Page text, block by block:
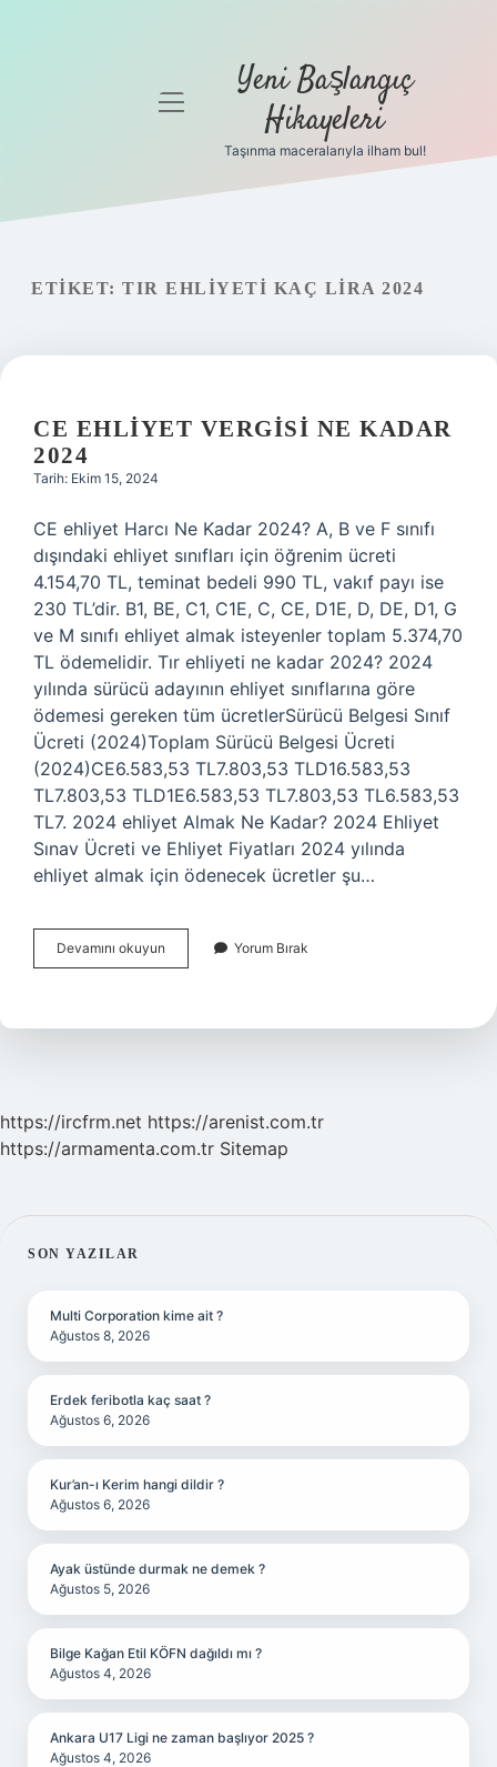
Gizlilik
Yasal Uyarı
Hakkımızda
menüyü
Yeni Başlangıç
Hikayeleri
Taşınma maceralarıyla ilham bul!
ETIKET: TIR EHLIYETI KAÇ LIRA 2024
CE EHLIYET VERGISI NE KADAR
2024
Tarih: Ekim 15, 2024
CE ehliyet Harcı Ne Kadar 2024? A, B ve F sınıfı
dışındaki ehliyet sınıfları için öğrenim ücreti
4.154,70 TL, teminat bedeli 990 TL, vakıf payı ise
230 TL’dir. B1, BE, C1, C1E, C, CE, D1E, D, DE, D1, G
ve M sınıfı ehliyet almak isteyenler toplam 5.374,70
TL ödemelidir. Tır ehliyeti ne kadar 2024? 2024
yılında sürücü adayının ehliyet sınıflarına göre
ödemesi gereken tüm ücretlerSürücü Belgesi Sınıf
Ücreti (2024)Toplam Sürücü Belgesi Ücreti
(2024)CE6.583,53 TL7.803,53 TLD16.583,53
TL7.803,53 TLD1E6.583,53 TL7.803,53 TL6.583,53
TL7. 2024 ehliyet Almak Ne Kadar? 2024 Ehliyet
Sınav Ücreti ve Ehliyet Fiyatları 2024 yılında
ehliyet almak için ödenecek ücretler şu…
Devamını okuyun
Ehliyet
Kadar
Yorum Bırak
https://ircfrm.net https://arenist.com.tr
https://armamenta.com.tr Sitemap
SIDEBAR
SON YAZILAR
Multi Corporation kime ait ?
Ağustos 8, 2026
Erdek feribotla kaç saat ?
Ağustos 6, 2026
Kur’an-ı Kerim hangi dildir ?
Ağustos 6, 2026
Ayak üstünde durmak ne demek ?
Ağustos 5, 2026
Bilge Kağan Etil KÖFN dağıldı mı ?
Ağustos 4, 2026
Ankara U17 Ligi ne zaman başlıyor 2025 ?
Ağustos 4, 2026